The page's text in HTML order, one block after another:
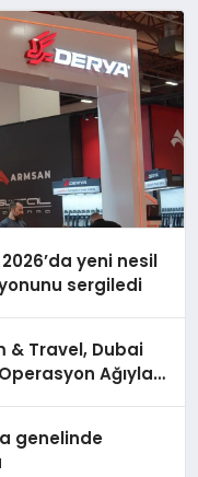
yeni nesil
sergiledi
& Travel, Dubai
Ağıyla
genelinde